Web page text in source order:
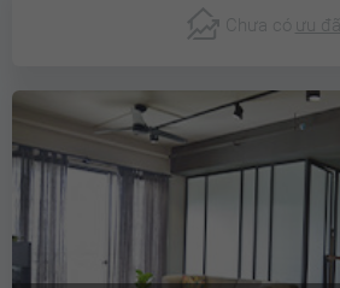
Chưa có ưu đãi